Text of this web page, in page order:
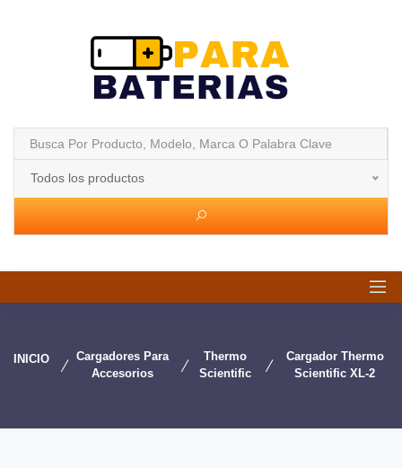
Todos los productos
INICIO
Cargadores Para
Accesorios
Thermo
Scientific
Cargador Thermo
Scientific XL-2